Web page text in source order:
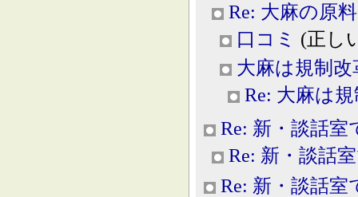
Re: 大麻の原料
口コミ (正し
大麻は規制
Re: 大麻は
Re: 新・談話室
Re: 新・談話
Re: 新・談話室